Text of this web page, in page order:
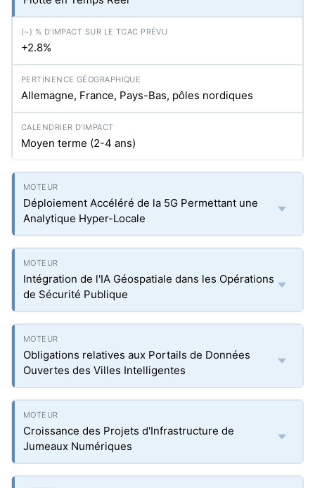
+2.8%
Allemagne, France, Pays-Bas, pôles nordiques
Moyen terme (2-4 ans)
Déploiement Accéléré de la 5G Permettant une
Analytique Hyper-Locale
Intégration de l'IA Géospatiale dans les Opérations
de Sécurité Publique
Obligations relatives aux Portails de Données
Ouvertes des Villes Intelligentes
Croissance des Projets d'Infrastructure de
Jumeaux Numériques